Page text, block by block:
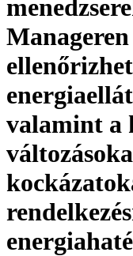
valamint a